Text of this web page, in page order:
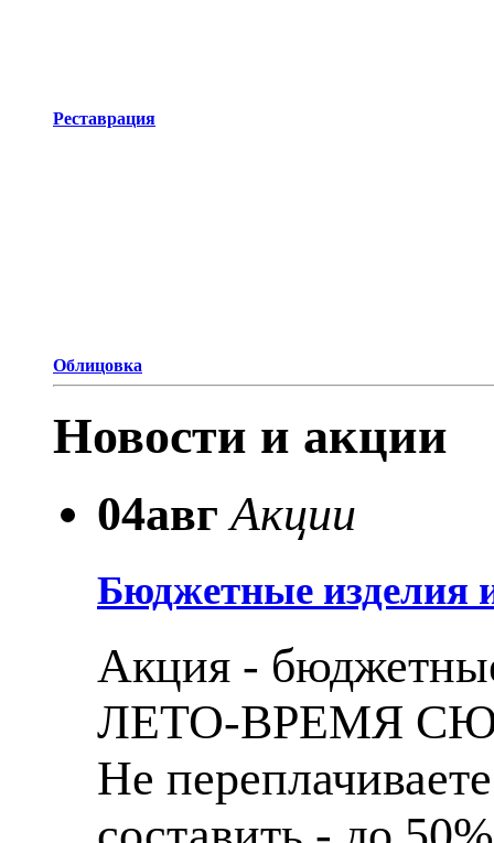
Реставрация
Облицовка
Новости и акции
04авг Акции
Бюджетные изделия
Акция -
ЛЕТО-ВРЕМЯ
Не